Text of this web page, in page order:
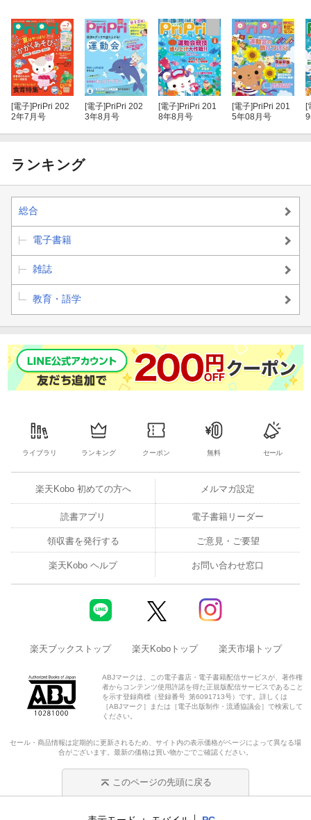
[電子] PriPri 202
2年7月号
[電子] PriPri 202
3年8月号
[電子] PriPri 201
8年8月号
[電子] PriPri 201
5年08月号
[
ランキング
総合
電子書籍
雑誌
教育・語学
ライブラリ ランキング クーポン 無料 セール
楽天Kobo 初めての方へ メルマガ設定
読書アプリ 電子書籍リーダー
領収書を発行する ご意見・ご要望
楽天Kobo ヘルプ お問い合わせ窓口
楽天ブックストップ 楽天Koboトップ 楽天市場トップ
ABJマークは、この電子書店・電子書籍配信サービスが、著作権
者からコンテンツ使用許諾を得た正規版配信サービスであること
を示す登録商標（登録番号 第6091713号）です。詳しくは
［ABJマーク］または［電子出版制作・流通協議会］で検索して
ください。
セール・商品情報は定期的に更新されるため、サイト内の表示価格がページによって異なる場
合がございます。最新の価格は買い物かごでご確認ください。
このページの先頭に戻る